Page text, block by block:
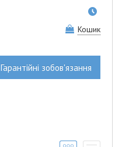
Кошик
Гарантійні зобов'язання